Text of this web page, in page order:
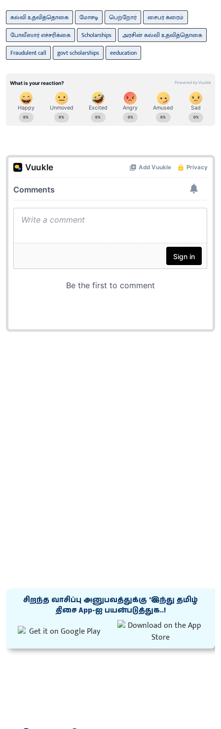
கல்வி உதவித்தொகை மோசடி பெற்றோர்
சைபர் க்ரைம்
போலீஸார் எச்சரிக்கை
Scholarships
அரசின் கல்வி உதவித்தொகை
Fraudulent call
govt scholarships eeducation
சிறந்த வாசிப்பு அனுபவத்துக்கு ‘இந்து தமிழ்
திசை App-ஐ பயன்படுத்துக..!